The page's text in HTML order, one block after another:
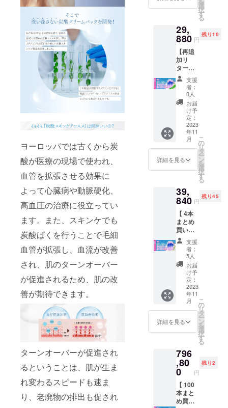
ヨーロッパでは古くから炭
酸が医療の現場で使われ、
血管を拡張させる効果に
よって心臓病や動脈硬化、
高血圧の治療に役立ってい
ます。また、スキンケでも
炭酸ぱくを行うことで毛細
血管が拡張し、血流が改善
され、肌のターンオーバー
が促進されるため、肌の改
善が期待できます。
ターンオーバーが促進され
るということは、肌が生ま
れ変わるスピードも速ま
り、老廃物の排出も促され
アタオ
ル 【サ
45×35c
m 【特
徴】
「タオ
ルスキ
ンケア
藤」特
殊な撚
「スー
パーゼ
ロ80」
を使用
してい
保水力
が特別
な体感
を感じ
れま
す。
さっと
拭くだ
けで
しっか
り吸い
上げま
す。肌
が弱い
方にも
心して
使える
じ重量
でこの
ボ
リュー
ム感。
それは
上質を
39,840
ＦＦ』
※本プロ
ジェク
トは送
料込み
の価格
となり
ます！
選
択
す
る
29,
880 円
残り10
【再追
加リ
ター
ン】 【
3本まと
め買い
セット
50％オ
フ】
シャン
パー
ニュ
カーボ
ン 『一
般販売
59,760
円の
50％Ｏ
ＦＦ』
※本プロ
ジェク
トは送
料込み
の価格
となり
ます！
支援
者：
0人
お届
け予
定：
2023
年11
月
詳細を見る
こ
の
リ
タ
ー
ン
を
選
択
す
る
39,
840 円
残り45
【 4本
まとめ
買い
セット
50％オ
フ】
シャン
パー
ニュ
カーボ
ン 『一
般販売
予定価
格
79,680
ＦＦ』
※本プロ
ジェク
トは送
料込み
の価格
となり
支援
者：
5人
お届
け予
定：
2023
年11
月
詳細を見る
こ
の
リ
タ
ー
ン
を
選
択
す
る
796
,80
0 円
残り2
【 100
本まと
め買い